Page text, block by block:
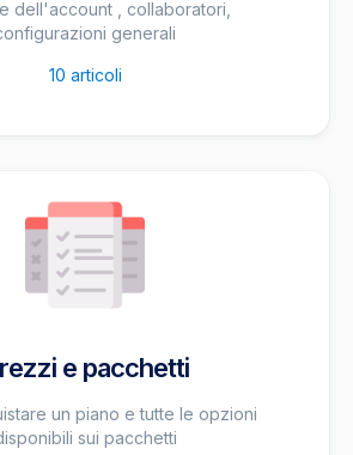
dell'account , collaboratori,
generali
10 articoli
e pacchetti
un piano e tutte le opzioni
sui pacchetti